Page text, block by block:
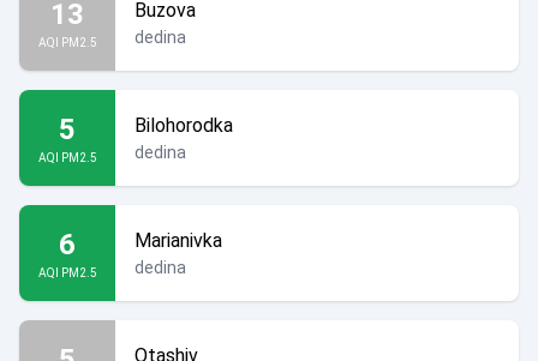
13
AQI PM2.5
Buzova
dedina
5
AQI PM2.5
Bilohorodka
dedina
6
AQI PM2.5
Marianivka
dedina
Otashiv